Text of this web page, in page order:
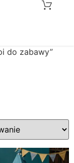
do zabawy”